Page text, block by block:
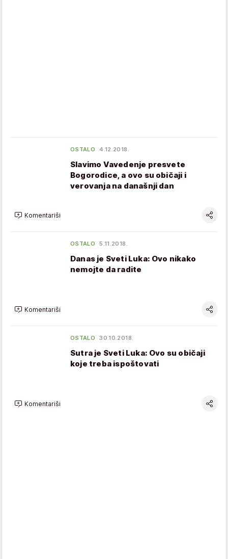
OSTALO 4.12.2018.
Slavimo Vavedenje presvete
Bogorodice, a ovo su običaji i
verovanja na današnji dan
Komentariši
OSTALO 5.11.2018.
Danas je Sveti Luka: Ovo nikako
nemojte da radite
Komentariši
OSTALO 30.10.2018.
Sutra je Sveti Luka: Ovo su običaji
koje treba ispoštovati
Komentariši